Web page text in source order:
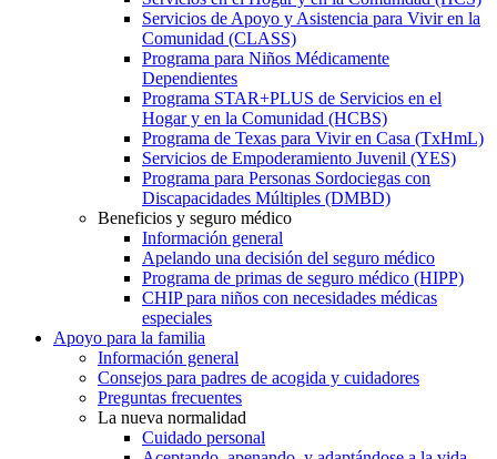
Servicios de Apoyo y Asistencia para Vivir en la
Comunidad (CLASS)
Programa para Niños Médicamente
Dependientes
Programa STAR+PLUS de Servicios en el
Hogar y en la Comunidad (HCBS)
Programa de Texas para Vivir en Casa (TxHmL)
Servicios de Empoderamiento Juvenil (YES)
Programa para Personas Sordociegas con
Discapacidades Múltiples (DMBD)
Beneficios y seguro médico
Información general
Apelando una decisión del seguro médico
Programa de primas de seguro médico (HIPP)
CHIP para niños con necesidades médicas
especiales
Apoyo para la familia
Información general
Consejos para padres de acogida y cuidadores
Preguntas frecuentes
La nueva normalidad
Cuidado personal